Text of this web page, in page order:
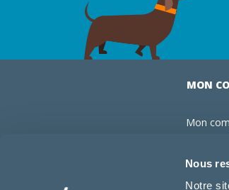
Nous
Notre
MON
Mon
Mes